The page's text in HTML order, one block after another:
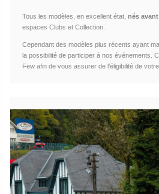
Tous les modèles, en excellent état, nés avant
espaces Clubs et Collection.
Cependant des modèles plus récents ayant
la possibilité de participer à nos événements.
Few afin de vous assurer de l’éligibilité de